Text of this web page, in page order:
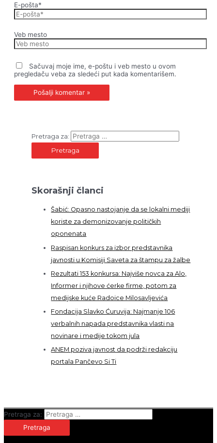
E-pošta*
Veb mesto
Sačuvaj moje ime, e-poštu i veb mesto u ovom
pregledaču veba za sledeći put kada komentarišem.
Pretraga za:
Skorašnji članci
Šabić: Opasno nastojanje da se lokalni mediji
koriste za demonizovanje političkih
oponenata
Raspisan konkurs za izbor predstavnika
javnosti u Komisiji Saveta za štampu za žalbe
Rezultati 153 konkursa: Najviše novca za Alo,
Informer i njihove ćerke firme, potom za
medijske kuće Radoice Milosavljevića
Fondacija Slavko Ćuruvija: Najmanje 106
verbalnih napada predstavnika vlasti na
novinare i medije tokom jula
ANEM poziva javnost da podrži redakciju
portala Pančevo Si Ti
Pretraga za: